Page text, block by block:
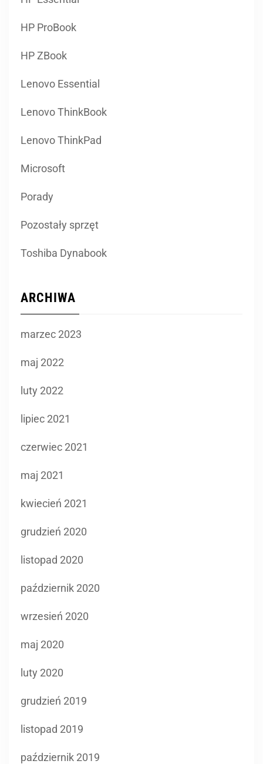
HP ProBook
HP ZBook
Lenovo Essential
Lenovo ThinkBook
Lenovo ThinkPad
Microsoft
Porady
Pozostały sprzęt
Toshiba Dynabook
ARCHIWA
marzec 2023
maj 2022
luty 2022
lipiec 2021
czerwiec 2021
maj 2021
kwiecień 2021
grudzień 2020
listopad 2020
październik 2020
wrzesień 2020
maj 2020
luty 2020
grudzień 2019
listopad 2019
październik 2019